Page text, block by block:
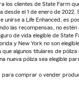
los clientes de State Farm
desde el 1 de enero de 2022.
unirse a Life Enhanced, es
las recompensas, no
de vida elegible de State
y New York no son
que algunos titulares de
nueva póliza sea elegible
para comprar o vender